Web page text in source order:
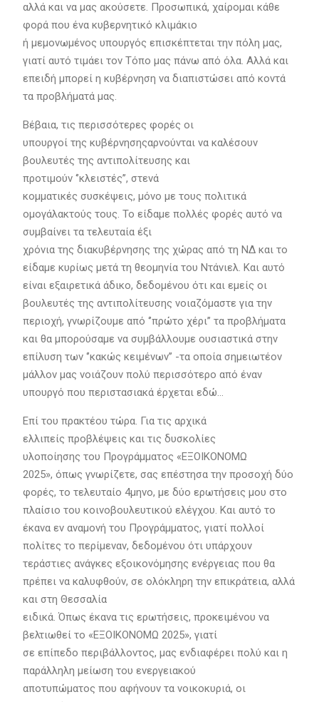
αλλά και να μας ακούσετε. Προσωπικά, χαίρομαι κάθε
φορά που ένα κυβερνητικό κλιμάκιο
ή μεμονωμένος υπουργός επισκέπτεται την πόλη μας,
γιατί αυτό τιμάει τον Τόπο μας πάνω από όλα. Αλλά και
επειδή μπορεί η κυβέρνηση να διαπιστώσει από κοντά
τα προβλήματά μας.
Βέβαια, τις περισσότερες φορές οι
υπουργοί της κυβέρνησηςαρνούνται να καλέσουν
βουλευτές της αντιπολίτευσης και
προτιμούν ‘’κλειστές’’, στενά
κομματικές συσκέψεις, μόνο με τους πολιτικά
ομογάλακτούς τους. Το είδαμε πολλές φορές αυτό να
συμβαίνει τα τελευταία έξι
χρόνια της διακυβέρνησης της χώρας από τη ΝΔ και το
είδαμε κυρίως μετά τη θεομηνία του Ντάνιελ. Και αυτό
είναι εξαιρετικά άδικο, δεδομένου ότι και εμείς οι
βουλευτές της αντιπολίτευσης νοιαζόμαστε για την
περιοχή, γνωρίζουμε από ‘’πρώτο χέρι’’ τα προβλήματα
και θα μπορούσαμε να συμβάλλουμε ουσιαστικά στην
επίλυση των ‘’κακώς κειμένων’’ -τα οποία σημειωτέον
μάλλον μας νοιάζουν πολύ περισσότερο από έναν
υπουργό που περιστασιακά έρχεται εδώ…
Επί του πρακτέου τώρα. Για τις αρχικά
ελλιπείς προβλέψεις και τις δυσκολίες
υλοποίησης του Προγράμματος «ΕΞΟΙΚΟΝΟΜΩ
2025», όπως γνωρίζετε, σας επέστησα την προσοχή δύο
φορές, το τελευταίο 4μηνο, με δύο ερωτήσεις μου στο
πλαίσιο του κοινοβουλευτικού ελέγχου. Και αυτό το
έκανα εν αναμονή του Προγράμματος, γιατί πολλοί
πολίτες το περίμεναν, δεδομένου ότι υπάρχουν
τεράστιες ανάγκες εξοικονόμησης ενέργειας που θα
πρέπει να καλυφθούν, σε ολόκληρη την επικράτεια, αλλά
και στη Θεσσαλία
ειδικά. Όπως έκανα τις ερωτήσεις, προκειμένου να
βελτιωθεί το «ΕΞΟΙΚΟΝΟΜΩ 2025», γιατί
σε επίπεδο περιβάλλοντος, μας ενδιαφέρει πολύ και η
παράλληλη μείωση του ενεργειακού
αποτυπώματος που αφήνουν τα νοικοκυριά, οι